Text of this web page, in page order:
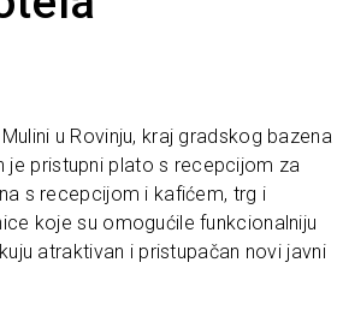
u Rovinju, kraj gradskog bazena
je pristupni plato s recepcijom za
s recepcijom i kafićem, trg i
koje su omogućile funkcionalniju
atraktivan i pristupačan novi javni